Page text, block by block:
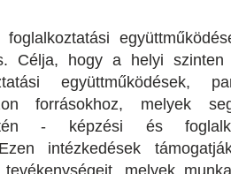
Célja, hogy a helyi
együttműködések,
forrásokhoz, melyek
- képzési és
intézkedések
melyek